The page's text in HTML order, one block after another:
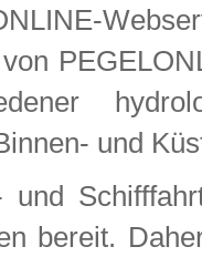
und
und
bereit.